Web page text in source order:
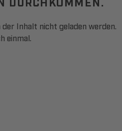
Inhalt nicht geladen werden.
einmal.